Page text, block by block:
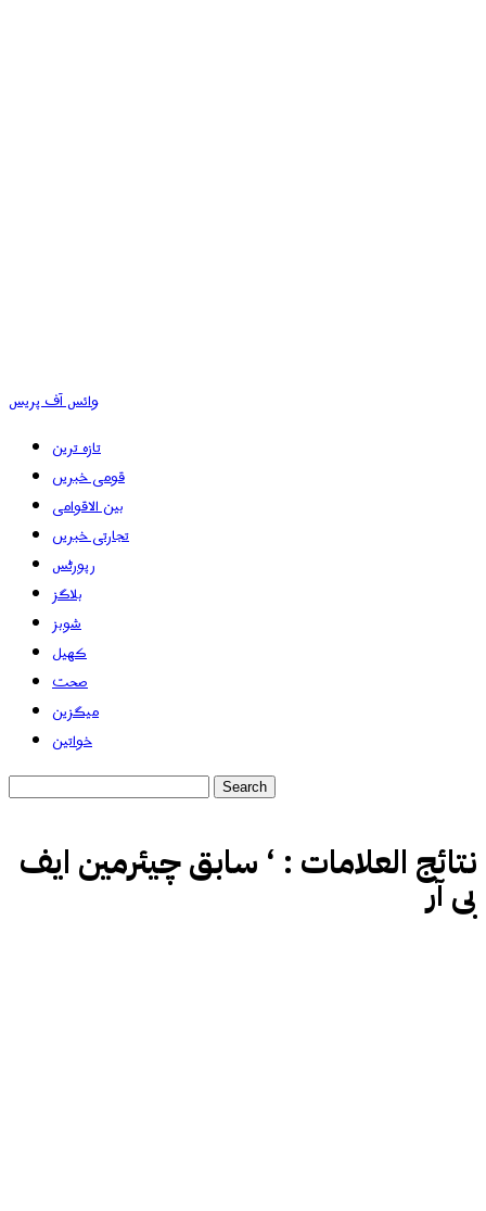
وائس آف پریس
تازہ ترین
قومی خبریں
بین الاقوامی
تجارتی خبریں
رپورٹس
بلاگز
شوبز
کھیل
صحت
میگزین
خواتین
نتائج العلامات : ‘ سابق چیئرمین ایف
بی آر